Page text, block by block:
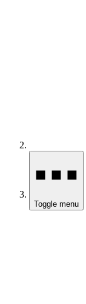
Toggle menu